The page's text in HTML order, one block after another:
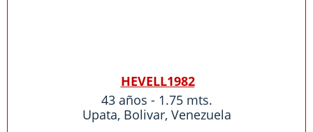
HEVELL1982
43 años - 1.75 mts.
Upata, Bolivar, Venezuela